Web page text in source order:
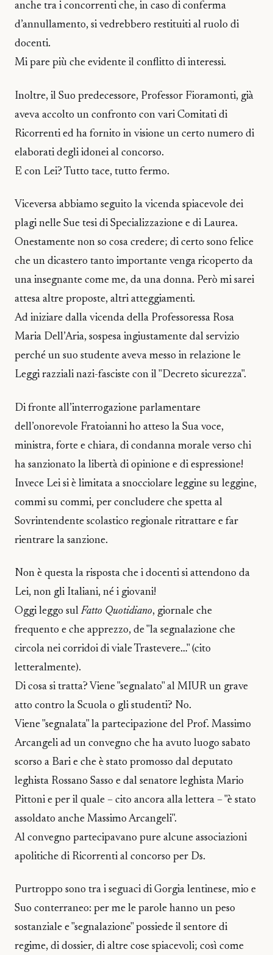
anche tra i concorrenti che, in caso di conferma
d’annullamento, si vedrebbero restituiti al ruolo di
docenti.
Mi pare più che evidente il conflitto di interessi.
Inoltre, il Suo predecessore, Professor Fioramonti, già
aveva accolto un confronto con vari Comitati di
Ricorrenti ed ha fornito in visione un certo numero di
elaborati degli idonei al concorso.
E con Lei? Tutto tace, tutto fermo.
Viceversa abbiamo seguito la vicenda spiacevole dei
plagi nelle Sue tesi di Specializzazione e di Laurea.
Onestamente non so cosa credere; di certo sono felice
che un dicastero tanto importante venga ricoperto da
una insegnante come me, da una donna. Però mi sarei
attesa altre proposte, altri atteggiamenti.
Ad iniziare dalla vicenda della Professoressa Rosa
Maria Dell’Aria, sospesa ingiustamente dal servizio
perché un suo studente aveva messo in relazione le
Leggi razziali nazi-fasciste con il "Decreto sicurezza".
Di fronte all’interrogazione parlamentare
dell’onorevole Fratoianni ho atteso la Sua voce,
ministra, forte e chiara, di condanna morale verso chi
ha sanzionato la libertà di opinione e di espressione!
Invece Lei si è limitata a snocciolare leggine su leggine,
commi su commi, per concludere che spetta al
Sovrintendente scolastico regionale ritrattare e far
rientrare la sanzione.
Non è questa la risposta che i docenti si attendono da
Lei, non gli Italiani, né i giovani!
Oggi leggo sulFatto Quotidiano, giornale che
frequento e che apprezzo, de "la segnalazione che
circola nei corridoi di viale Trastevere…" (cito
letteralmente).
Di cosa si tratta? Viene "segnalato" al MIUR un grave
atto contro la Scuola o gli studenti? No.
Viene "segnalata" la partecipazione del Prof. Massimo
Arcangeli ad un convegno che ha avuto luogo sabato
scorso a Bari e che è stato promosso dal deputato
leghista Rossano Sasso e dal senatore leghista Mario
Pittoni e per il quale – cito ancora alla lettera – "è stato
assoldato anche Massimo Arcangeli".
Al convegno partecipavano pure alcune associazioni
apolitiche di Ricorrenti al concorso per Ds.
Purtroppo sono tra i seguaci di Gorgia lentinese, mio e
Suo conterraneo: per me le parole hanno un peso
sostanziale e "segnalazione" possiede il sentore di
regime, di dossier, di altre cose spiacevoli; così come